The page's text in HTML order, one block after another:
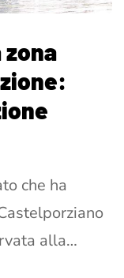
che ha
alla…